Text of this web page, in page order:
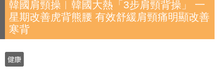
韓國肩頸操︱韓國大熱「3步肩頸背操」 一
星期改善虎背熊腰 有效舒緩肩頸痛明顯改善
寒背
健康